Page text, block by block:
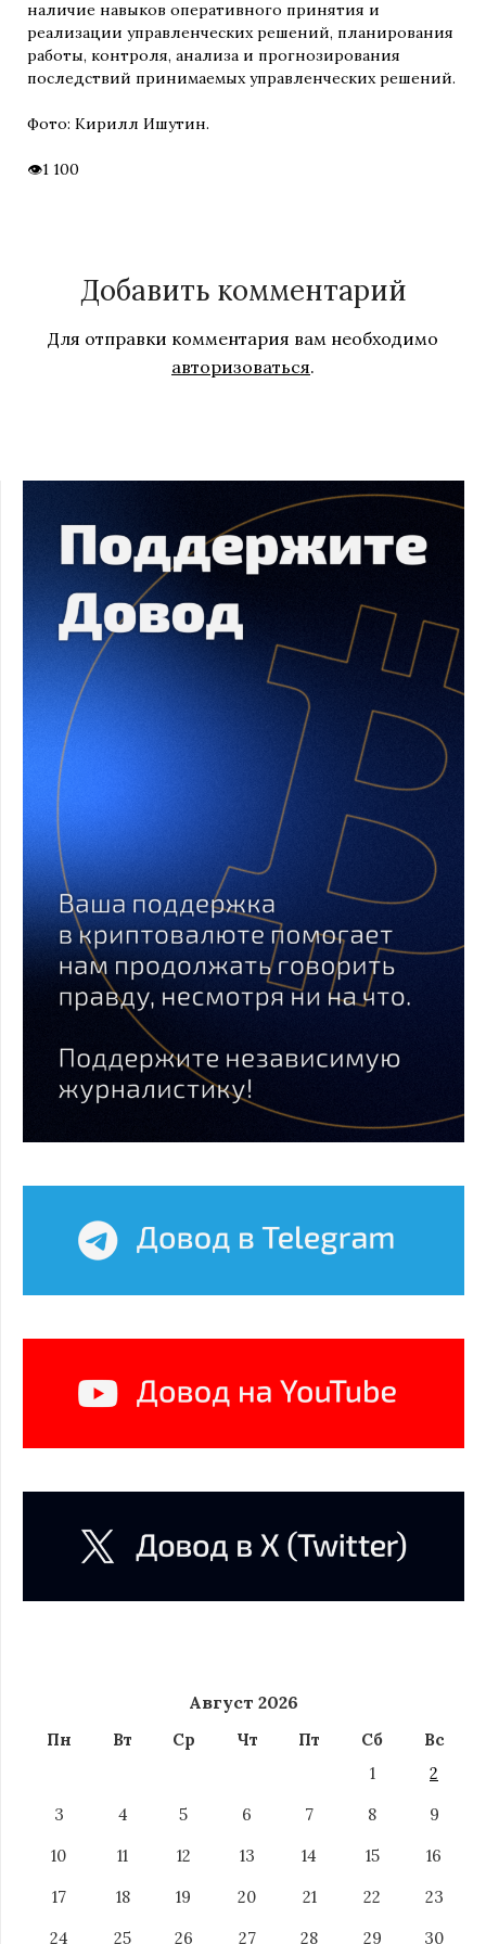
наличие навыков оперативного принятия и
реализации управленческих решений, планирования
работы, контроля, анализа и прогнозирования
последствий принимаемых управленческих решений.
Фото: Кирилл Ишутин.
1 100
Добавить комментарий
Для отправки комментария вам необходимо
авторизоваться.
Август 2026
Пн Вт Ср Чт Пт Сб
Вс
1
2
3
4 5 6 7 8
9
10
11 12 13 14 15
16
17
18 19 20 21 22
23
24
25 26 27 28 29
30